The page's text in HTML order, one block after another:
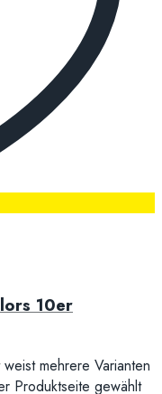
10er
mehrere Varianten
Produktseite gewählt